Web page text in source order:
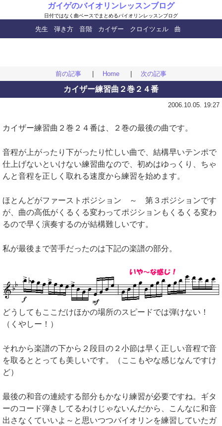
ガイゲのバイオリンレッスンブログ
日付ではなく曲ベースでまとめるバイオリンレッスンブログ
先生 弾き方 音階 カイザー クロイツェル 曲
前の記事 Home 次の記事
カイザー練習曲２巻２４番
2006.10.05. 19:27
カイザー練習曲２巻２４番は、２巻の最後の曲です。
音程が上がったり下がったり忙しい曲で、結構早いテンポで
仕上げないといけない練習曲なので、初めはゆっくり、ちゃ
んと音程を正しく取れる速度から練習を始めます。
ほとんどがファーストポジション ～ 第３ポジションです
が、曲の高低がくるくる変わってポジションもくるくる変わ
るので早く演奏するのが結構難しいです。
私が最後まで苦手だったのは下記の楽譜の部分。
どうしてもここだけほかの場所のスピードでは弾けない！
（くやしー！）
それから楽譜の下から２段目の２小節は早く正しい音程で音
を取るととっても美しいです。（ここもやな感じなんですけ
ど）
最後の和音の連続する部分もかなり練習が必要ですね。ギタ
ーのコード弾きしてるわけじゃないんだから、こんなに和音
出さなくていいよ～と思いつつバイオリンを練習していたガ